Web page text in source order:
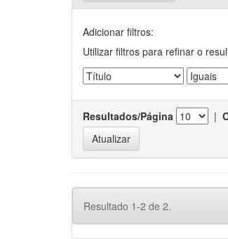
Adicionar filtros:
Utilizar filtros para refinar o
Resultados/Página |
Resultado 1-2 de 2.